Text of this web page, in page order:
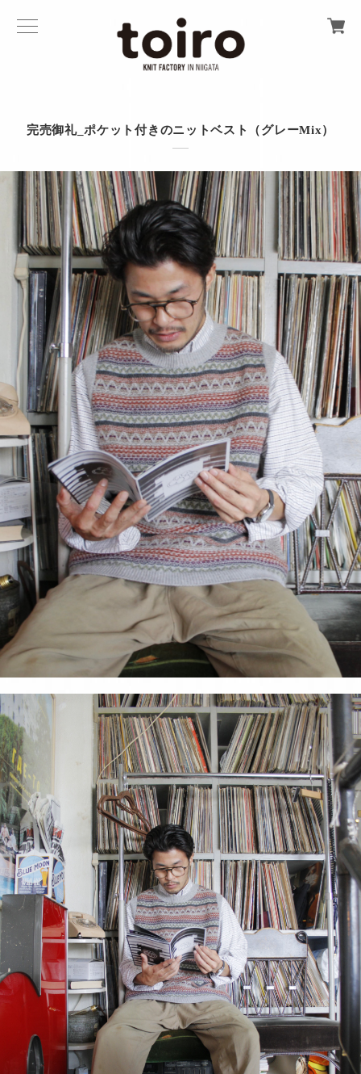
完売御礼_ポケット付きのニットベスト（グレーMix）